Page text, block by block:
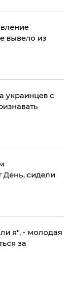
вывело из
украинцев с
День, сидели
я", - молодая
за